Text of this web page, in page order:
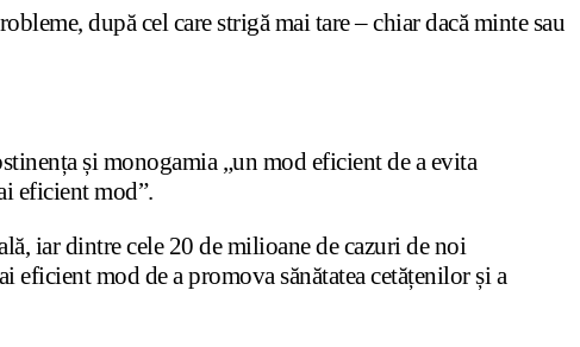
după cel care strigă mai tare – chiar dacă minte sau
și monogamia „un mod eficient de a evita
eficient mod”.
iar dintre cele 20 de milioane de cazuri de noi
eficient mod de a promova sănătatea cetățenilor și a